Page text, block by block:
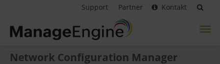
Support Partner Kontakt
Network Configuration Manager